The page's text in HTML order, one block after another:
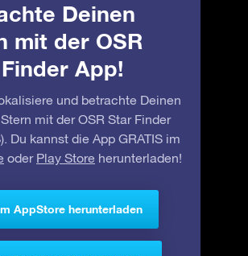
Deinen
mit der OSR
App!
und betrachte Deinen
mit der OSR Star Finder
Du kannst die App GRATIS im
oder Play Store herunterladen!
AppStore herunterladen